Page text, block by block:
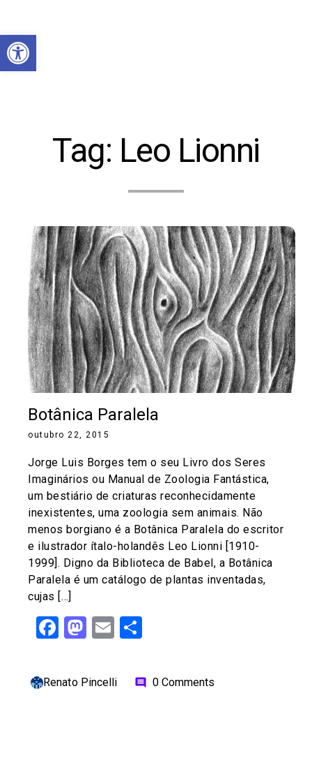
Abrir a barra de ferramentas
Tag: Leo Lionni
Botânica Paralela
outubro 22, 2015
Jorge Luis Borges tem o seu Livro dos Seres
Imaginários ou Manual de Zoologia Fantástica,
um bestiário de criaturas reconhecidamente
inexistentes, uma zoologia sem animais. Não
menos borgiano é a Botânica Paralela do escritor
e ilustrador ítalo-holandês Leo Lionni [1910-
1999]. Digno da Biblioteca de Babel, a Botânica
Paralela é um catálogo de plantas inventadas,
cujas […]
Facebook
Mastodon
Email
Renato Pincelli comment 0 Comments